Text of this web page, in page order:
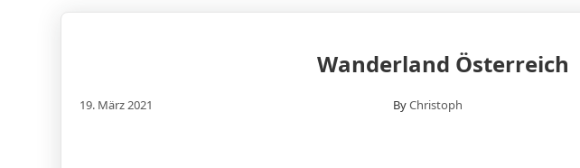
Wanderland Österreich
19. März 2021 ByChristoph